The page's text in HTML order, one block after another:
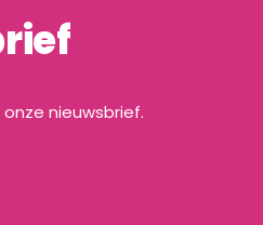
nieuwsbrief.